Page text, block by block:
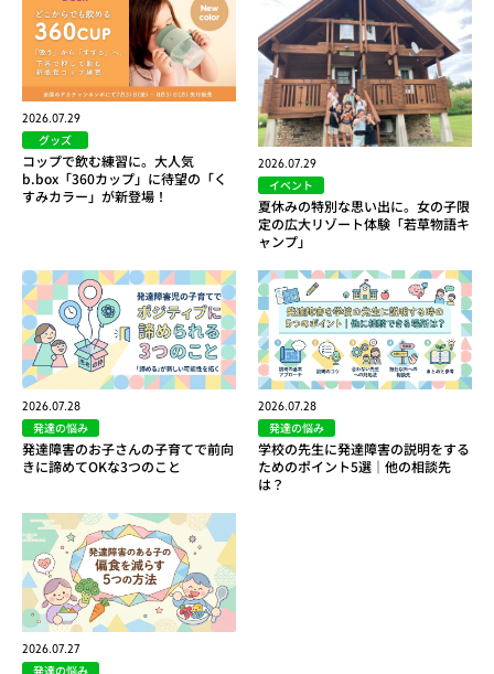
2026.07.29
グッズ
コップで飲む練習に。大人気
b.box「360カップ」に待望の「く
すみカラー」が新登場！
2026.07.29
イベント
夏休みの特別な思い出に。女の子限
定の広大リゾート体験「若草物語キ
ャンプ」
2026.07.28
発達の悩み
発達障害のお子さんの子育てで前向
きに諦めてOKな3つのこと
2026.07.28
発達の悩み
学校の先生に発達障害の説明をする
ためのポイント5選｜他の相談先
は？
2026.07.27
発達の悩み